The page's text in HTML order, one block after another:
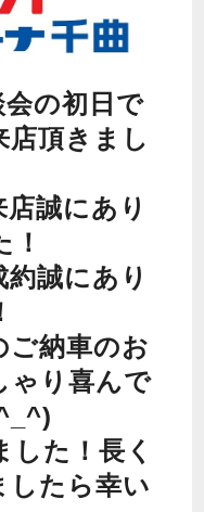
の初日で
店頂きまし
誠にあり
誠にあり
納車のお
ゃり喜んで
た！長く
したら幸い